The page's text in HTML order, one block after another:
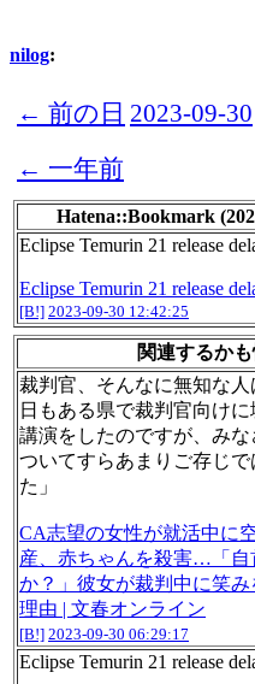
nilog:
← 前の日 2023-09-30
← 一年前
Hatena::Bookmark
Eclipse Temurin 21 release
Eclipse Temurin 21 release
[B!] 2023-09-30 12:42:25
関連するか
裁判官、そんなに無知な
日もある県で裁判官向け
講演をしたのですが、み
ついてすらあまりご存じ
た」
CA志望の女性が就活中に
産、赤ちゃんを殺害…「自
か？」彼女が裁判中に笑
理由 | 文春オンライン
[B!] 2023-09-30 06:29:17
Eclipse Temurin 21 release